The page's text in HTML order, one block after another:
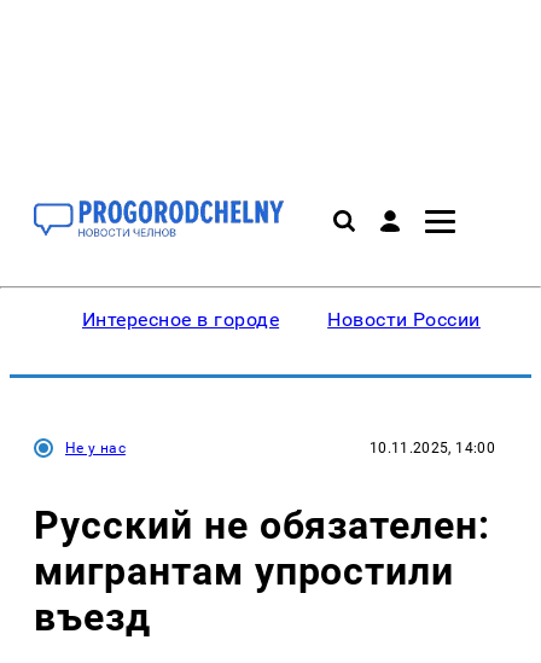
Интересное в городе Новости России
Не у нас 10.11.2025, 14:00
Русский не обязателен:
мигрантам упростили
въезд